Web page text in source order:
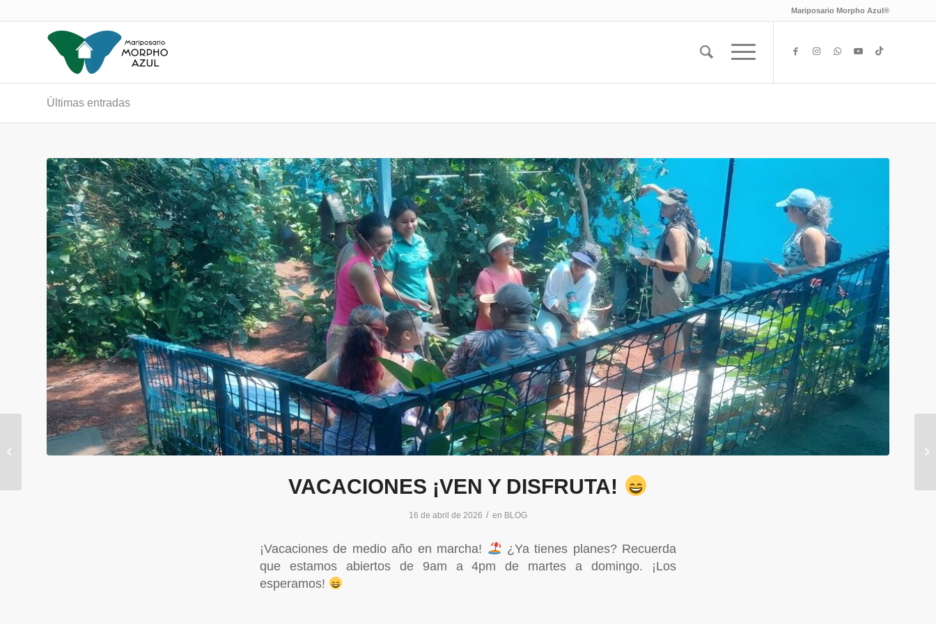
Mariposario Morpho Azul®
Últimas entradas
VACACIONES ¡VEN Y DISFRUTA!
16 de abril de 2026 / en BLOG
¡Vacaciones de medio año en marcha!
¿Ya tienes planes? Recuerda
que estamos abiertos de 9am a 4pm de martes a domingo. ¡Los
esperamos!
3O ANIVERSARIO